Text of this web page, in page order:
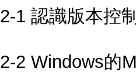
2-1 認識版本控
2-2 Windows的